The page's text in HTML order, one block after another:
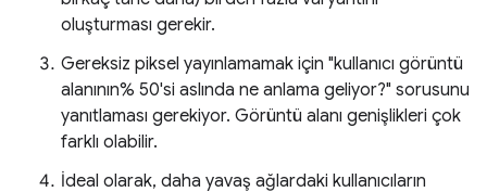
oluşturması gerekir.
Gereksiz piksel yayınlamamak için "kullanıcı görüntü
alanının% 50'si aslında ne anlama geliyor?" sorusunu
yanıtlaması gerekiyor. Görüntü alanı genişlikleri çok
farklı olabilir.
İdeal olarak, daha yavaş ağlardaki kullanıcıların